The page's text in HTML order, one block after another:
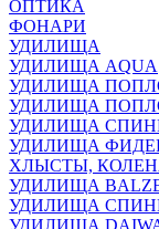
ОПТИКА
ФОНАРИ
УДИЛИЩА
УДИЛИЩА AQUA
УДИЛИЩА
УДИЛИЩА
УДИЛИЩА
УДИЛИЩА
ХЛЫСТЫ,
УДИЛИЩА
УДИЛИЩА
УДИЛИЩА